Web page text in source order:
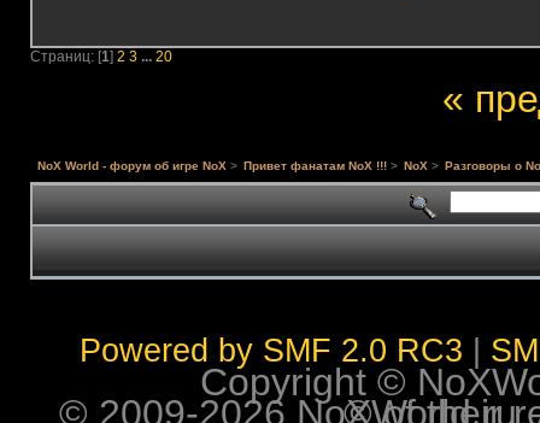
Страниц: [1] 2 3 ... 20
«
NoX World - форум об игре NoX> Привет фанатам NoX !!! > NoX > Разговоры о
Powered by SMF 2.0 RC3
Copyright ©
© 2009-2026 NoXWorld.ru. All